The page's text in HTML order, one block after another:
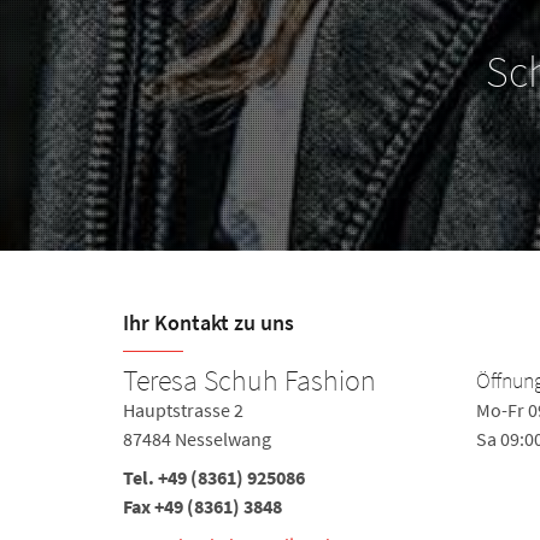
Ihr Kontakt zu uns
Teresa Schuh Fashion
Hauptstrasse 2
87484 Nesselwang
Tel. +49 (8361) 925086
Fax +49 (8361) 3848
Mo-Fr
Sa